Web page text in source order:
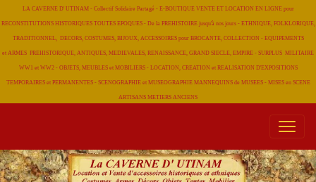
LA CAVERNE D' UTINAM - Collectif Solidaire Partagé - E-BOUTIQUE VENTE ET LOCATION EN LIGNE pour
RECONSTITUTIONS HISTORIQUES TOUTES EPOQUES - De la PREHISTOIRE jusqu'à nos jours - ETHNIQUE, FOLKLORIQUE,
TRADITIONNEL, DECORS, COSTUMES, BIJOUX, ACCESSOIRES pour BROCANTE, COLLECTION - EQUIPEMENTS
et ARMES PREHISTORIQUE, ANTIQUES, MEDIEVALES, RENAISSANCE, GRAND SIECLE, EMPIRE - SURPLUS MILITAIRE
WW1 et WW2 - OBJETS, MEUBLES et MOBILIERS - LOCATION, CREATION et REALISATION D'EXPOSITIONS
TEMPORAIRES et PERMANENTES - SCENOGRAPHIE et MUSEOGRAPHIE MANNEQUINS de MUSEES - MISES en SCENE
ARTISANS METIERS ANCIENS